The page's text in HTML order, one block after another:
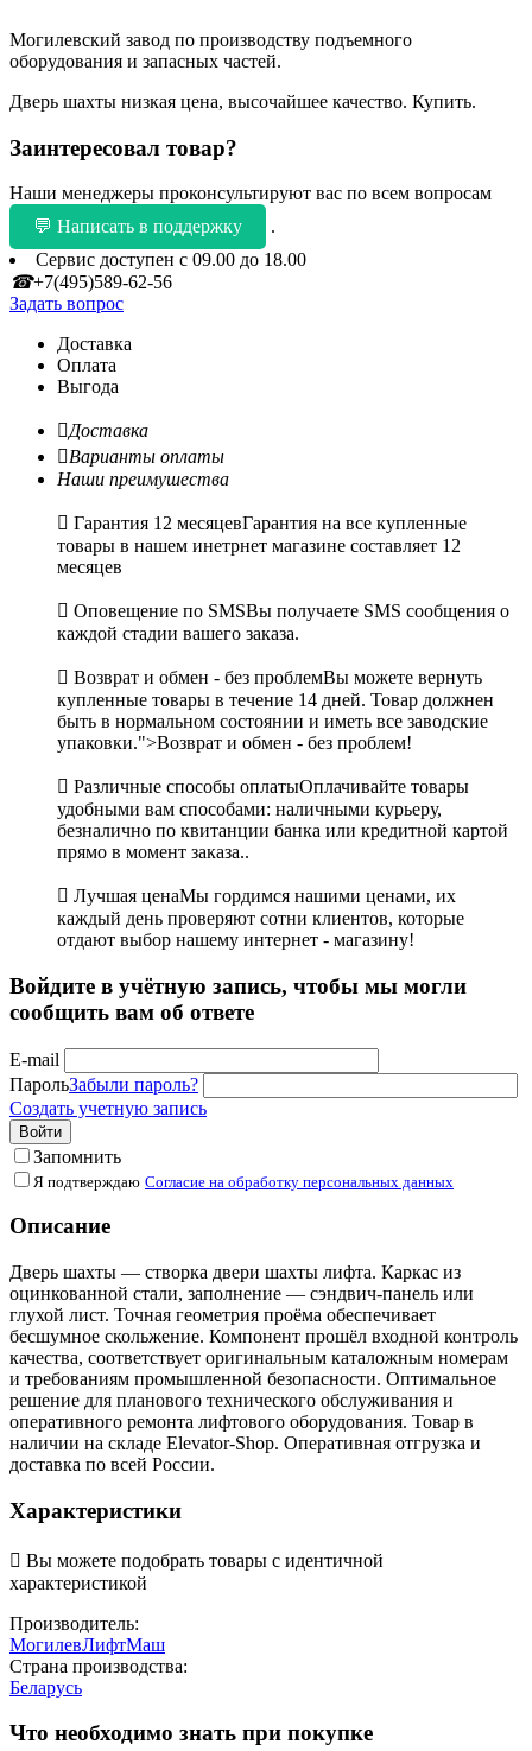
Могилевский завод по производству подъемного
оборудования и запасных частей.
Дверь шахты низкая цена, высочайшее качество. Купить.
Заинтересовал товар?
Наши менеджеры проконсультируют вас по всем вопросам
💬 Написать в поддержку
.
Сервис доступен с 09.00 до 18.00
☎+7(495)589-62-56
Задать вопрос
Доставка
Оплата
Выгода
Доставка
Варианты оплаты
Наши преимушества
 Гарантия 12 месяцевГарантия на все купленные
товары в нашем инетрнет магазине составляет 12
месяцев
 Оповещение по SMSВы получаете SMS сообщения о
каждой стадии вашего заказа.
 Возврат и обмен - без проблемВы можете вернуть
купленные товары в течение 14 дней. Товар должнен
быть в нормальном состоянии и иметь все заводские
упаковки.">Возврат и обмен - без проблем!
 Различные способы оплатыОплачивайте товары
удобными вам способами: наличными курьеру,
безналично по квитанции банка или кредитной картой
прямо в момент заказа..
 Лучшая ценаМы гордимся нашими ценами, их
каждый день проверяют сотни клиентов, которые
отдают выбор нашему интернет - магазину!
Войдите в учётную запись, чтобы мы могли
сообщить вам об ответе
E-mail
ПарольЗабыли пароль?
Создать учетную запись
Войти
Запомнить
Я подтверждаю Согласие на обработку персональных данных
Описание
Дверь шахты — створка двери шахты лифта. Каркас из
оцинкованной стали, заполнение — сэндвич-панель или
глухой лист. Точная геометрия проёма обеспечивает
бесшумное скольжение. Компонент прошёл входной контроль
качества, соответствует оригинальным каталожным номерам
и требованиям промышленной безопасности. Оптимальное
решение для планового технического обслуживания и
оперативного ремонта лифтового оборудования. Товар в
наличии на складе Elevator-Shop. Оперативная отгрузка и
доставка по всей России.
Характеристики
 Вы можете подобрать товары с идентичной
характеристикой
Производитель:
МогилевЛифтМаш
Страна производства:
Беларусь
Что необходимо знать при покупке